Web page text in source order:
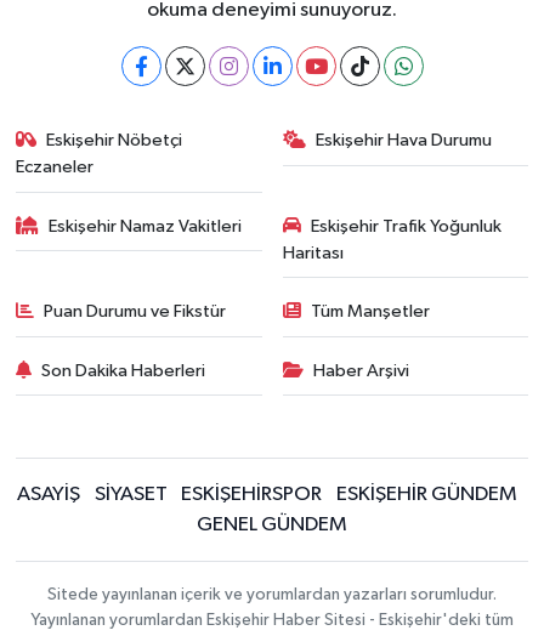
okuma deneyimi sunuyoruz.
Eskişehir Nöbetçi
Eczaneler
Eskişehir Hava Durumu
Eskişehir Namaz Vakitleri
Eskişehir Trafik Yoğunluk
Haritası
Puan Durumu ve Fikstür Tüm Manşetler
Son Dakika Haberleri Haber Arşivi
ASAYİŞ SİYASET ESKİŞEHİRSPOR
ESKİŞEHİR GÜNDEM
GENEL GÜNDEM
Sitede yayınlanan içerik ve yorumlardan yazarları sorumludur.
Yayınlanan yorumlardan Eskişehir Haber Sitesi - Eskişehir'deki tüm